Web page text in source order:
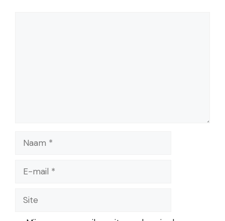
mail